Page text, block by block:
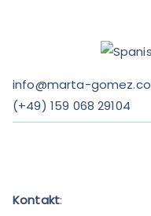
info@marta-
(+49) 159 068 29104
Kontakt: